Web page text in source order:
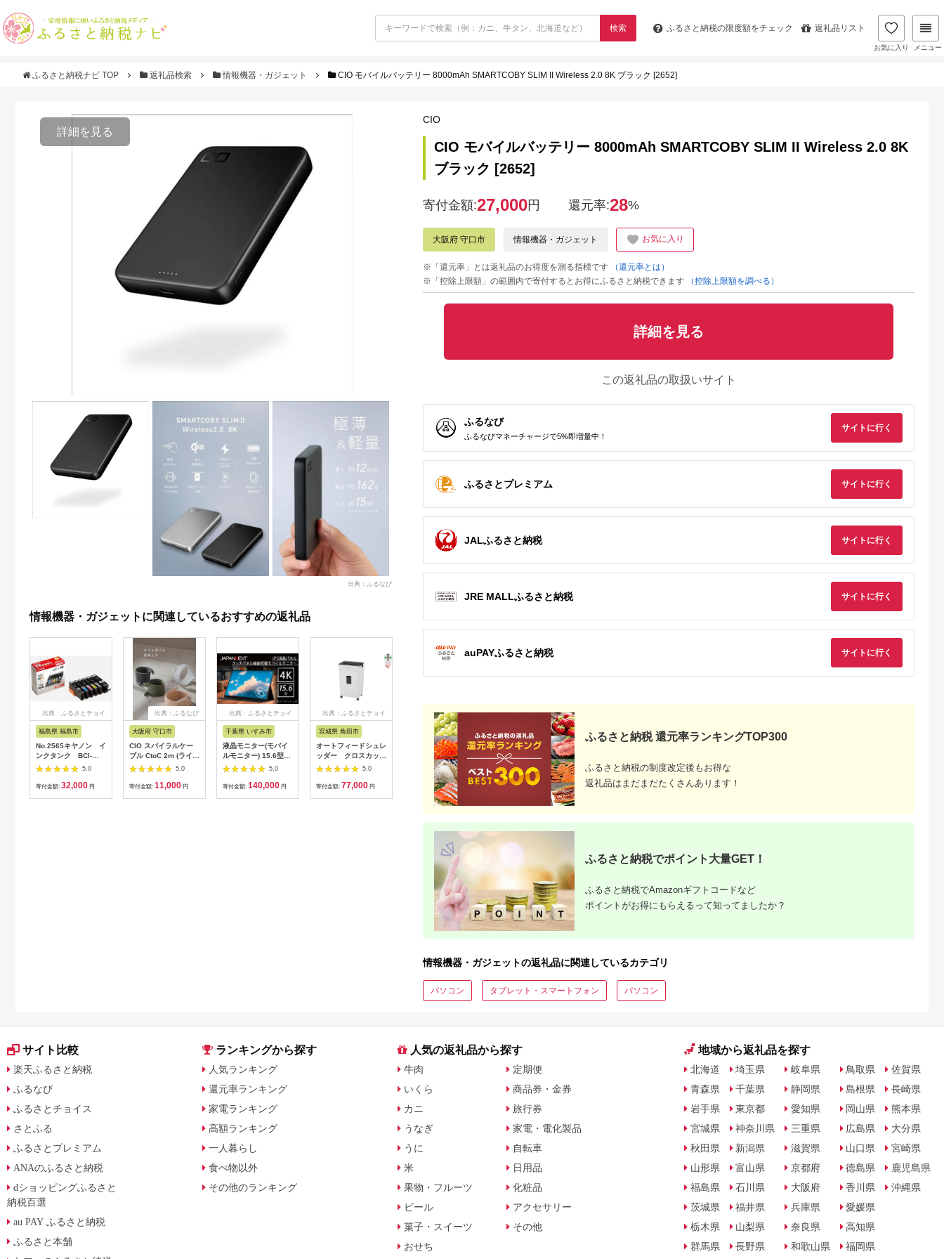
検索 ふるさと納税の限度額をチェック 返礼品リスト
お気に入り メニュー
ふるさと納税ナビ TOP 返礼品検索 情報機器・ガジェット CIO モバイルバッテリー 8000mAh SMARTCOBY SLIM II Wireless 2.0 8K ブラック [2652]
詳細を見る
出典：ふるなび
情報機器・ガジェットに関連しているおすすめの返礼品
出典：ふるさとチョイ
福島県 福島市
No.2565キヤノン イ
ンクタンク BCI-
351XL＋350XL/6MP
5.0
寄付金額: 32,000 円
出典：ふるなび
大阪府 守口市
CIO スパイラルケー
ブル CtoC 2m (ライト
ブラック)｜Type-C 充
5.0
寄付金額: 11,000 円
出典：ふるさとチョイ
千葉県 いすみ市
液晶モニター(モバイ
ルモニター) 15.6型ワ
イド 4K タッチパネ
ル対応 リファビッシ
ュ品【1466952】
5.0
寄付金額: 140,000 円
出典：ふるさとチョイ
宮城県 角田市
オートフィードシュレ
ッダー クロスカット
AFSR100Cホワイト
5.0
寄付金額: 77,000 円
出典：ふるさとチョイ
宮城県 角田市
オートフィードシュレ
ッダーマイクロカット
AFSR 100M
5.0
寄付金額:88,000
出典：ふるなび
神奈川県 秦野市
【数量限定】再生スマ
ートフォン iPhone 8
（キャリア付：au※
SIMロックあり）| 中
古スマホ | 035-03
5.0
寄付金額: 35,000円
東京都台東区
T07
5.0
寄付金額: 36,000 円
大阪府 守口市
1m (カームブルー)｜
Type-C 充電 [2553]
寄付金額:10,000
CIO
CIO モバイルバッテリー 8000mAh SMARTCOBY SLIM II Wireless 2.0 8K
ブラック [2652]
寄付金額:27,000円 還元率:28%
大阪府 守口市 情報機器・ガジェット お気に入り
※「還元率」とは返礼品のお得度を測る指標です
（還元率とは）
※「控除上限額」の範囲内で寄付するとお得にふるさと納税できます
（控除上限額を調べる）
詳細を見る
この返礼品の取扱いサイト
ふるなび
ふるなびマネーチャージで5%即増量中！
サイトに行く
ふるさとプレミアム サイトに行く
JALふるさと納税 サイトに行く
JRE MALLふるさと納税 サイトに行く
auPAYふるさと納税 サイトに行く
ふるさと納税 還元率ランキングTOP300
ふるさと納税の制度改定後もお得な
返礼品はまだまだたくさんあります！
ふるさと納税でポイント大量GET！
ふるさと納税でAmazonギフトコードなど
ポイントがお得にもらえるって知ってましたか？
情報機器・ガジェットの返礼品に関連しているカテゴリ
パソコン タブレット・スマートフォン パソコン
サイト比較
楽天ふるさと納税
ふるなび
ふるさとチョイス
さとふる
ふるさとプレミアム
ANAのふるさと納税
dショッピングふるさと
納税百選
au PAY ふるさと納税
ふるさと本舗
ランキングから探す
人気ランキング
還元率ランキング
家電ランキング
高額ランキング
一人暮らし
食べ物以外
その他のランキング
人気の返礼品から探す
牛肉
いくら
カニ
うなぎ
うに
米
果物・フルーツ
ビール
菓子・スイーツ
おせち
定期便
商品券・金券
旅行券
家電・電化製品
自転車
日用品
化粧品
アクセサリー
その他
地域から返礼品を探す
北海道
青森県
岩手県
宮城県
秋田県
山形県
福島県
茨城県
栃木県
群馬県
埼玉県
千葉県
東京都
神奈川県
新潟県
富山県
石川県
福井県
山梨県
長野県
岐阜県
静岡県
愛知県
三重県
滋賀県
京都府
大阪府
兵庫県
奈良県
和歌山県
鳥取県
島根県
岡山県
広島県
山口県
徳島県
香川県
愛媛県
高知県
福岡県
佐賀県
長崎県
熊本県
大分県
宮崎県
鹿児島県
沖縄県